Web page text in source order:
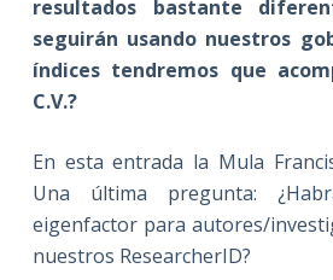
resultados bastante
seguirán usando nuestros
índices tendremos que
C.V.?
En esta entrada la Mula
Una última pregunta:
eigenfactor para autores/
nuestros ResearcherID?